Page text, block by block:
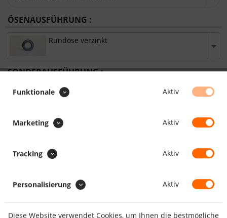
ÖSENAUSFÜHRUNG :
Rundöse verzinkt
SONDERAUSFÜHRUNG :
Aufrollriemen zum Aufrollen
Faulstreifen
Funktionale Aktiv
Marketing Aktiv
Tracking Aktiv
Personalisierung Aktiv
Diese Website verwendet Cookies, um Ihnen die bestmögliche